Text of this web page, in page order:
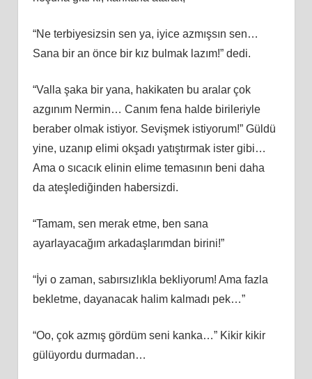
“Ne terbiyesizsin sen ya, iyice azmışsın sen…
Sana bir an önce bir kız bulmak lazım!” dedi.
“Valla şaka bir yana, hakikaten bu aralar çok
azgınım Nermin… Canım fena halde birileriyle
beraber olmak istiyor. Sevişmek istiyorum!” Güldü
yine, uzanıp elimi okşadı yatıştırmak ister gibi…
Ama o sıcacık elinin elime temasının beni daha
da ateşlediğinden habersizdi.
“Tamam, sen merak etme, ben sana
ayarlayacağım arkadaşlarımdan birini!”
“İyi o zaman, sabırsızlıkla bekliyorum! Ama fazla
bekletme, dayanacak halim kalmadı pek…”
“Oo, çok azmış gördüm seni kanka…” Kikir kikir
gülüyordu durmadan…